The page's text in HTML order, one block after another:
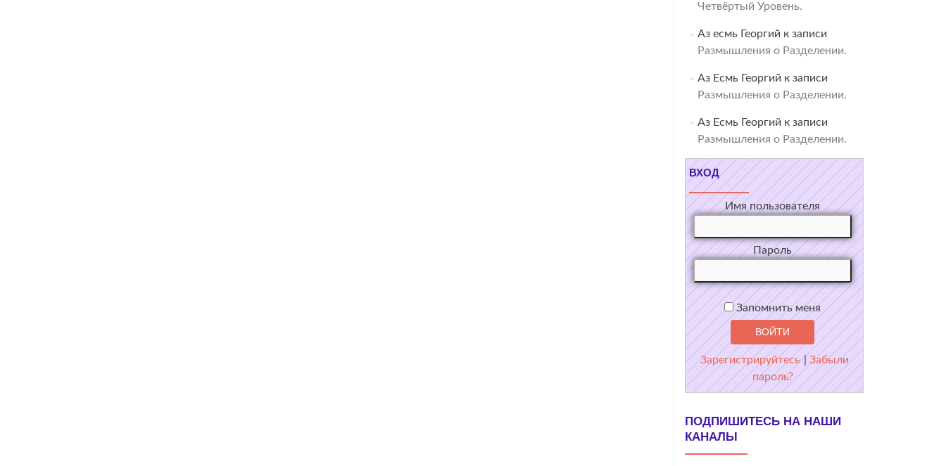
Четвёртый Уровень.
Аз есмь Георгий к записи
Размышления о Разделении.
Аз Есмь Георгий к записи
Размышления о Разделении.
Аз Есмь Георгий к записи
Размышления о Разделении.
ВХОД
Имя пользователя
Пароль
Запомнить меня
Зарегистрируйтесь | Забыли
пароль?
ПОДПИШИТЕСЬ НА НАШИ
КАНАЛЫ